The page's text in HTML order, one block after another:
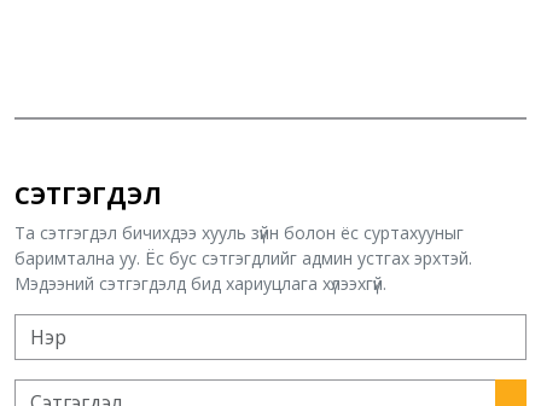
СЭТГЭГДЭЛ
Та сэтгэгдэл бичихдээ хууль зүйн болон ёс суртахууныг
баримтална уу. Ёс бус сэтгэгдлийг админ устгах эрхтэй.
Мэдээний сэтгэгдэлд бид хариуцлага хүлээхгүй.